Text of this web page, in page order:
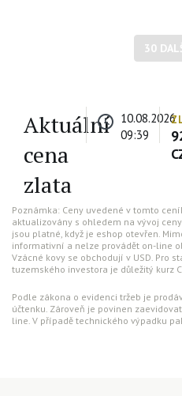
30
Aktuální
cena
zlata
10.08.2026
09:39
Poznámka: Ceny uvedené v tomto
aktualizovány s ohledem na vývoj
jsou platné, když je eshop otevřen.
informativní a nelze provádět on-line
Vzácné kovy se obchodují v USD. Pro
tuzemského investora je důležitý kurz
Podle zákona o evidenci tržeb je
účtenku. Zároveň je povinen
line. V případě technického výpadku